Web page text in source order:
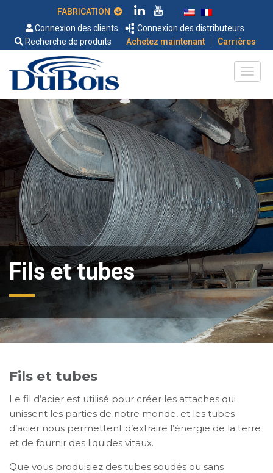
Connexion des clients
Connexion des distributeurs
Recherche de produits
Achetez maintenant | Carrières
Fils et tubes
Fils et tubes
Le fil d’acier est utilisé pour créer les attaches qui
unissent les parties de notre monde, et les tubes
d’acier nous permettent d’extraire l’énergie de la terre
et de fournir des liquides vitaux.
Que vous produisiez des tubes soudés ou sans